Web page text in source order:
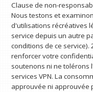
Clause de non-
Nous testons et
d'utilisations récréatives
service depuis un autre
conditions de ce
renforcer votre
soutenons ni ne tolérons
services VPN. La
approuvée ni approuvée